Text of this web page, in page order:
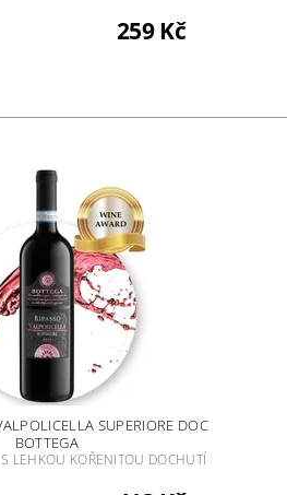
259 Kč
SUPERIORE DOC
BOTTEGA
LEHKOU KOŘENITOU DOCHUTÍ